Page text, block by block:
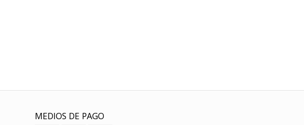
MEDIOS DE PAGO